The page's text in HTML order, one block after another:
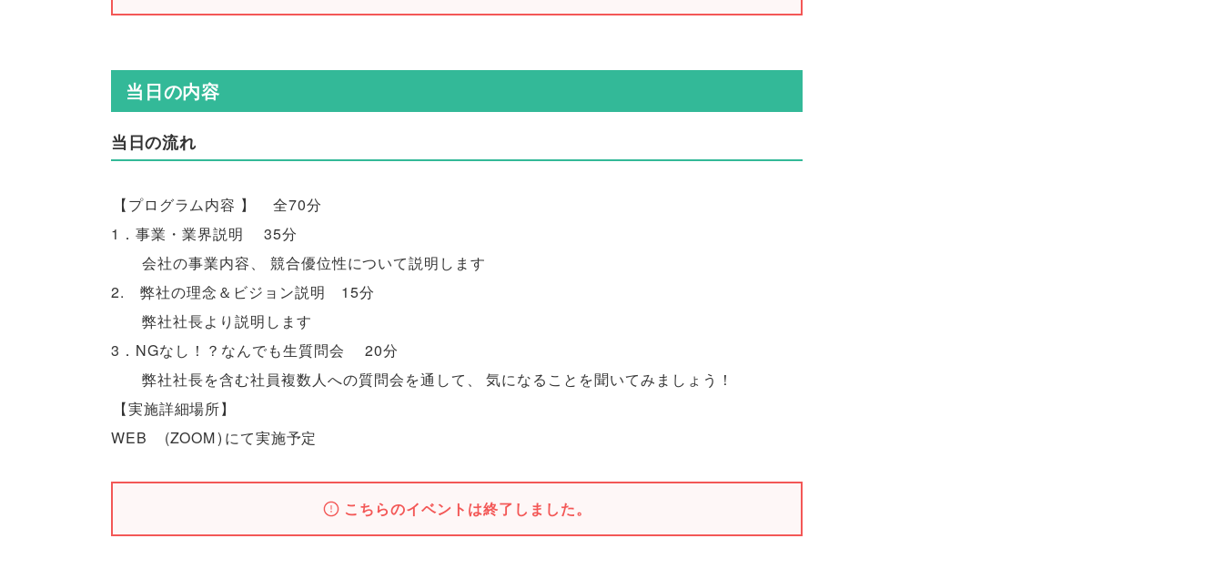
当日の内容
当日の流れ
【プログラム内容 】
全70分
1．事業・業界説明 35分
会社の事業内容、
競合優位性について説明します
2. 弊社の理念＆ビジョン説明 15分
弊社社長より説明します
3．NGなし！？なんでも生質問会 20分
弊社社長を含む社員複数人への質問会を通して 、
気になることを聞いてみましょう！
【実施詳細場所】
WEB
(ZOOM) にて実施予定
こちらのイベントは終了しました。